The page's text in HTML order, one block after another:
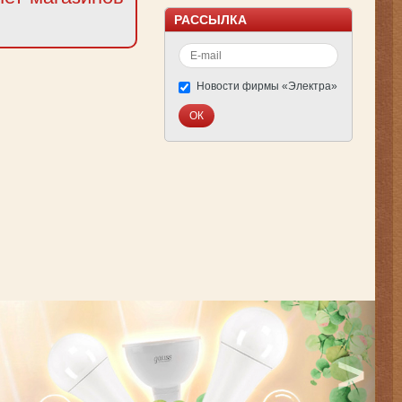
РАССЫЛКА
Новости фирмы «Электра»